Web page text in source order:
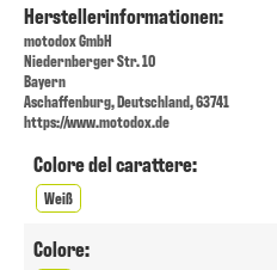
Herstellerinformationen:
motodox GmbH
Niedernberger Str. 10
Bayern
Aschaffenburg, Deutschland, 63741
https://www.motodox.de
Colore del carattere:
Weiß
Colore: